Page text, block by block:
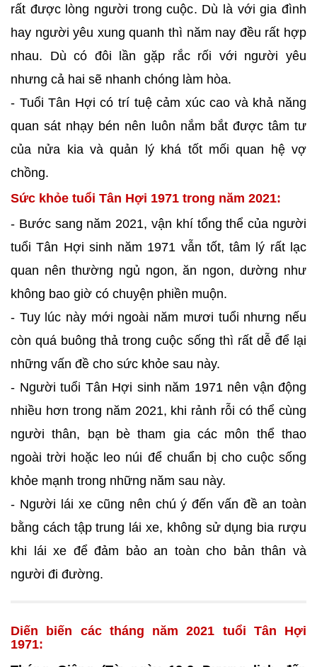
rất được lòng người trong cuộc. Dù là với gia đình
hay người yêu xung quanh thì năm nay đều rất hợp
nhau. Dù có đôi lần gặp rắc rối với người yêu
nhưng cả hai sẽ nhanh chóng làm hòa.
- Tuổi Tân Hợi có trí tuệ cảm xúc cao và khả năng
quan sát nhạy bén nên luôn nắm bắt được tâm tư
của nửa kia và quản lý khá tốt mối quan hệ vợ
chồng.
Sức khỏe tuổi Tân Hợi 1971 trong năm 2021:
- Bước sang năm 2021, vận khí tổng thể của người
tuổi Tân Hợi sinh năm 1971 vẫn tốt, tâm lý rất lạc
quan nên thường ngủ ngon, ăn ngon, dường như
không bao giờ có chuyện phiền muộn.
- Tuy lúc này mới ngoài năm mươi tuổi nhưng nếu
còn quá buông thả trong cuộc sống thì rất dễ để lại
những vấn đề cho sức khỏe sau này.
- Người tuổi Tân Hợi sinh năm 1971 nên vận động
nhiều hơn trong năm 2021, khi rảnh rỗi có thể cùng
người thân, bạn bè tham gia các môn thể thao
ngoài trời hoặc leo núi để chuẩn bị cho cuộc sống
khỏe mạnh trong những năm sau này.
- Người lái xe cũng nên chú ý đến vấn đề an toàn
bằng cách tập trung lái xe, không sử dụng bia rượu
khi lái xe để đảm bảo an toàn cho bản thân và
người đi đường.
Diến biến các tháng năm 2021 tuổi Tân Hợi
1971: